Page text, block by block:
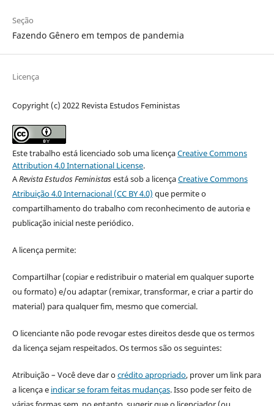
Seção
Fazendo Gênero em tempos de pandemia
Licença
Copyright (c) 2022 Revista Estudos Feministas
Este trabalho está licenciado sob uma licençaCreative Commons
Attribution 4.0 International License.
ARevista Estudos Feministasestá sob a licençaCreative Commons
Atribuição 4.0 Internacional (CC BY 4.0) que permite o
compartilhamento do trabalho com reconhecimento de autoria e
publicação inicial neste periódico.
A licença permite:
Compartilhar (copiar e redistribuir o material em qualquer suporte
ou formato) e/ou adaptar (remixar, transformar, e criar a partir do
material) para qualquer fim, mesmo que comercial.
O licenciante não pode revogar estes direitos desde que os termos
da licença sejam respeitados. Os termos são os seguintes:
Atribuição – Você deve dar ocrédito apropriado, prover um link para
a licença e indicar se foram feitas mudanças. Isso pode ser feito de